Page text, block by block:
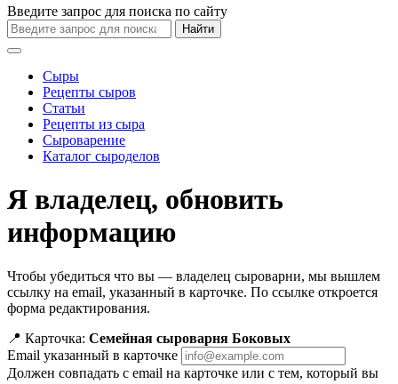
Введите запрос для поиска по сайту
Найти
Сыры
Рецепты сыров
Статьи
Рецепты из сыра
Сыроварение
Каталог сыроделов
Я владелец, обновить
информацию
Чтобы убедиться что вы — владелец сыроварни, мы вышлем
ссылку на email, указанный в карточке. По ссылке откроется
форма редактирования.
📍 Карточка: Семейная сыроварня Боковых
Email указанный в карточке
Должен совпадать с email на карточке или с тем, который вы